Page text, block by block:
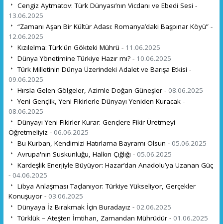
Cengiz Aytmatov: Türk Dünyası’nın Vicdanı ve Ebedi Sesi -
13.06.2025
“Zamanı Aşan Bir Kültür Adası: Romanya’daki Başpınar Köyü” -
12.06.2025
Kızılelma: Türk'ün Gökteki Mührü - 11.06.2025
Dünya Yönetimine Türkiye Hazır mı? - 10.06.2025
Türk Milletinin Dünya Üzerindeki Adalet ve Barışa Etkisi -
09.06.2025
Hırsla Gelen Gölgeler, Azimle Doğan Güneşler - 08.06.2025
Yeni Gençlik, Yeni Fikirlerle Dünyayı Yeniden Kuracak -
08.06.2025
Dünyayı Yeni Fikirler Kurar: Gençlere Fikir Üretmeyi
Öğretmeliyiz - 06.06.2025
Bu Kurban, Kendimizi Hatırlama Bayramı Olsun - 05.06.2025
Avrupa'nın Suskunluğu, Halkın Çığlığı - 05.06.2025
Kardeşlik Enerjiyle Büyüyor: Hazar’dan Anadolu’ya Uzanan Güç
- 04.06.2025
Libya Anlaşması Taçlanıyor: Türkiye Yükseliyor, Gerçekler
Konuşuyor - 03.06.2025
Dünyaya İz Bırakmak İçin Buradayız - 02.06.2025
Türklük – Ateşten İmtihan, Zamandan Mührüdür - 01.06.2025